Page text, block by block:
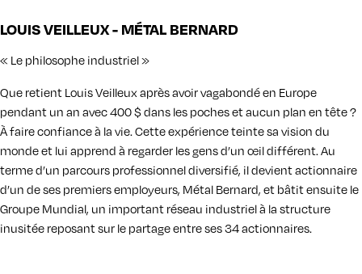
LOUIS VEILLEUX - MÉTAL BERNARD
« Le philosophe industriel »
Que retient Louis Veilleux après avoir vagabondé en Europe
pendant un an avec 400 $ dans les poches et aucun plan en tête ?
À faire confiance à la vie. Cette expérience teinte sa vision du
monde et lui apprend à regarder les gens d’un œil différent. Au
terme d’un parcours professionnel diversifié, il devient actionnaire
d’un de ses premiers employeurs, Métal Bernard, et bâtit ensuite le
Groupe Mundial, un important réseau industriel à la structure
inusitée reposant sur le partage entre ses 34 actionnaires.